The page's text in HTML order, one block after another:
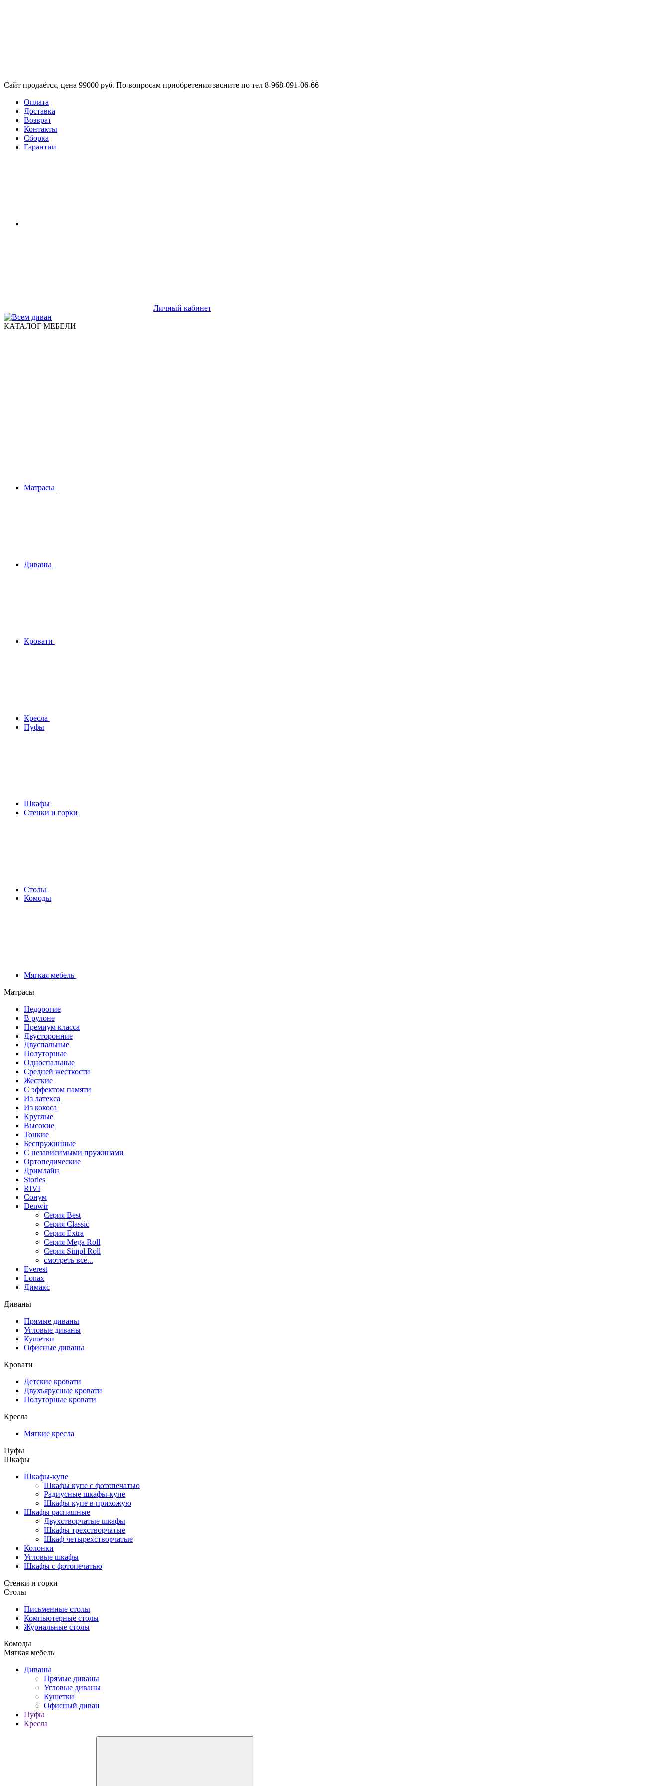
Сайт продаётся, цена 99000 руб. По вопросам приобретения звоните по тел 8-968-091-06-66
Оплата
Доставка
Возврат
Контакты
Сборка​
Гарантии
Личный кабинет
КАТАЛОГ МЕБЕЛИ
Матрасы
Диваны
Кровати
Кресла
Пуфы
Шкафы
Стенки и горки
Столы
Комоды
Мягкая мебель
Матрасы
Недорогие
В рулоне
Премиум класса
Двусторонние
Двуспальные
Полуторные
Односпальные
Средней жесткости
Жесткие
С эффектом памяти
Из латекса
Из кокоса
Круглые
Высокие
Тонкие
Беспружинные
С независимыми пружинами
Ортопедические
Дримлайн
Stories
RIVI
Сонум
Denwir
Серия Best
Серия Classic
Серия Extra
Серия Mega Roll
Серия Simpl Roll
смотреть все...
Everest
Lonax
Димакс
Диваны
Прямые диваны
Угловые диваны
Кушетки
Офисные диваны
Кровати
Детские кровати
Двухъярусные кровати
Полуторные кровати
Кресла
Мягкие кресла
Пуфы
Шкафы
Шкафы-купе
Шкафы купе с фотопечатью
Радиусные шкафы-купе
Шкафы купе в прихожую
Шкафы распашные
Двухстворчатые шкафы
Шкафы трехстворчатые
Шкаф четырехстворчатые
Колонки
Угловые шкафы
Шкафы с фотопечатью
Стенки и горки
Столы
Письменные столы
Компьютерные столы
Журнальные столы
Комоды
Мягкая мебель
Диваны
Прямые диваны
Угловые диваны
Кушетки
Офисный диван
Пуфы
Кресла